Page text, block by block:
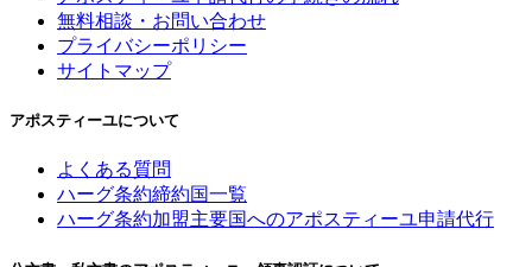
無料相談・お問い合わせ
プライバシーポリシー
サイトマップ
アポスティーユについて
よくある質問
ハーグ条約締約国一覧
ハーグ条約加盟主要国へのアポスティーユ申請代行